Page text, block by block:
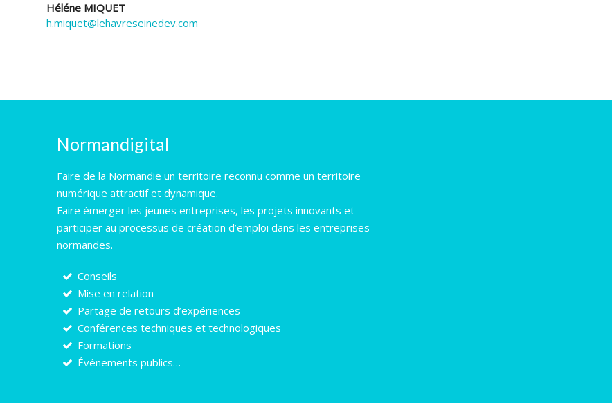
Héléne MIQUET
h.miquet@lehavreseinedev.com
Normandigital
Faire de la Normandie un territoire reconnu comme un territoire
numérique attractif et dynamique.
Faire émerger les jeunes entreprises, les projets innovants et
participer au processus de création d’emploi dans les entreprises
normandes.
Conseils
Mise en relation
Partage de retours d’expériences
Conférences techniques et technologiques
Formations
Événements publics…